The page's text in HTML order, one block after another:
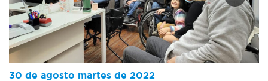
30 de agosto martes de 2022